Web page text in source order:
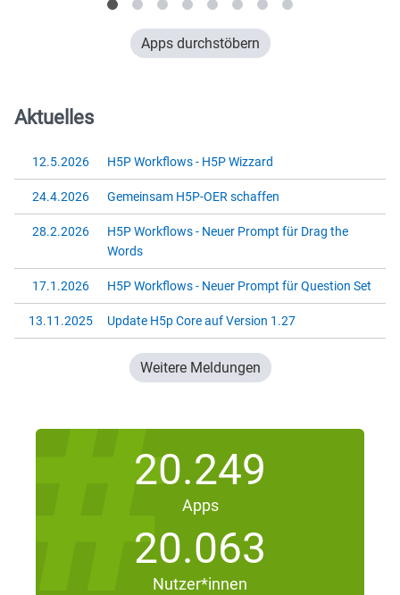
Apps durchstöbern
Aktuelles
12.5.2026 H5P Workflows - H5P Wizzard
24.4.2026 Gemeinsam H5P-OER schaffen
28.2.2026
H5P Workflows - Neuer Prompt für Drag the
Words
17.1.2026 H5P Workflows - Neuer Prompt für Question Set
13.11.2025 Update H5p Core auf Version 1.27
Weitere Meldungen
20.249
Apps
20.063
Nutzer*innen